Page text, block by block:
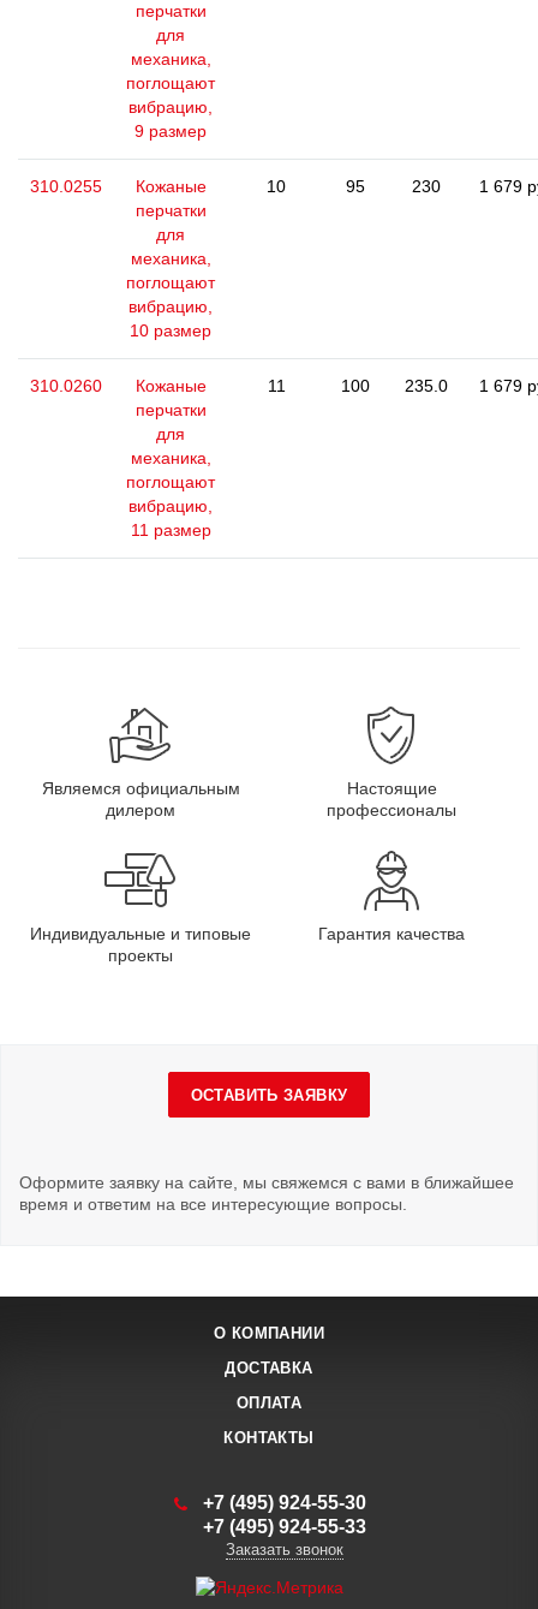
перчатки
для
механика,
поглощают
вибрацию,
9 размер
310.0255
Кожаные
перчатки
для
механика,
поглощают
вибрацию,
10 размер
10 95 230 1 679
310.0260
Кожаные
перчатки
для
механика,
поглощают
вибрацию,
11 размер
11 100 235.0 1 679
Являемся официальным
дилером
Настоящие
профессионалы
Индивидуальные и типовые
проекты
Гарантия качества
ОСТАВИТЬ ЗАЯВКУ
Оформите заявку на сайте, мы свяжемся с вами в ближайшее
время и ответим на все интересующие вопросы.
О КОМПАНИИ
ДОСТАВКА
ОПЛАТА
КОНТАКТЫ
+7 (495) 924-55-30
+7 (495) 924-55-33
Заказать звонок